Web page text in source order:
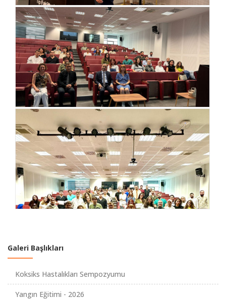
Galeri Başlıkları
Koksiks Hastalıkları Sempozyumu
Yangın Eğitimi - 2026